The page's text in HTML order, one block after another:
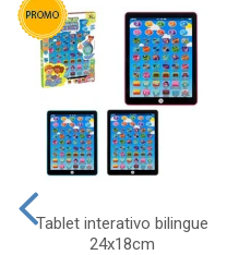
Tablet interativo bilingue
24x18cm